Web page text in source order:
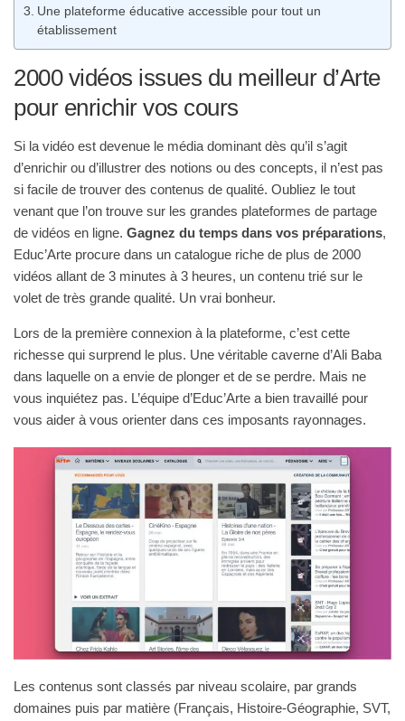
Une plateforme éducative accessible pour tout un
établissement
2000 vidéos issues du meilleur d’Arte
pour enrichir vos cours
Si la vidéo est devenue le média dominant dès qu’il s’agit
d’enrichir ou d’illustrer des notions ou des concepts, il n’est pas
si facile de trouver des contenus de qualité. Oubliez le tout
venant que l’on trouve sur les grandes plateformes de partage
de vidéos en ligne. Gagnez du temps dans vos préparations,
Educ’Arte procure dans un catalogue riche de plus de 2000
vidéos allant de 3 minutes à 3 heures, un contenu trié sur le
volet de très grande qualité. Un vrai bonheur.
Lors de la première connexion à la plateforme, c’est cette
richesse qui surprend le plus. Une véritable caverne d’Ali Baba
dans laquelle on a envie de plonger et de se perdre. Mais ne
vous inquiétez pas. L’équipe d’Educ’Arte a bien travaillé pour
vous aider à vous orienter dans ces imposants rayonnages.
Les contenus sont classés par niveau scolaire, par grands
domaines puis par matière (Français, Histoire-Géographie, SVT,